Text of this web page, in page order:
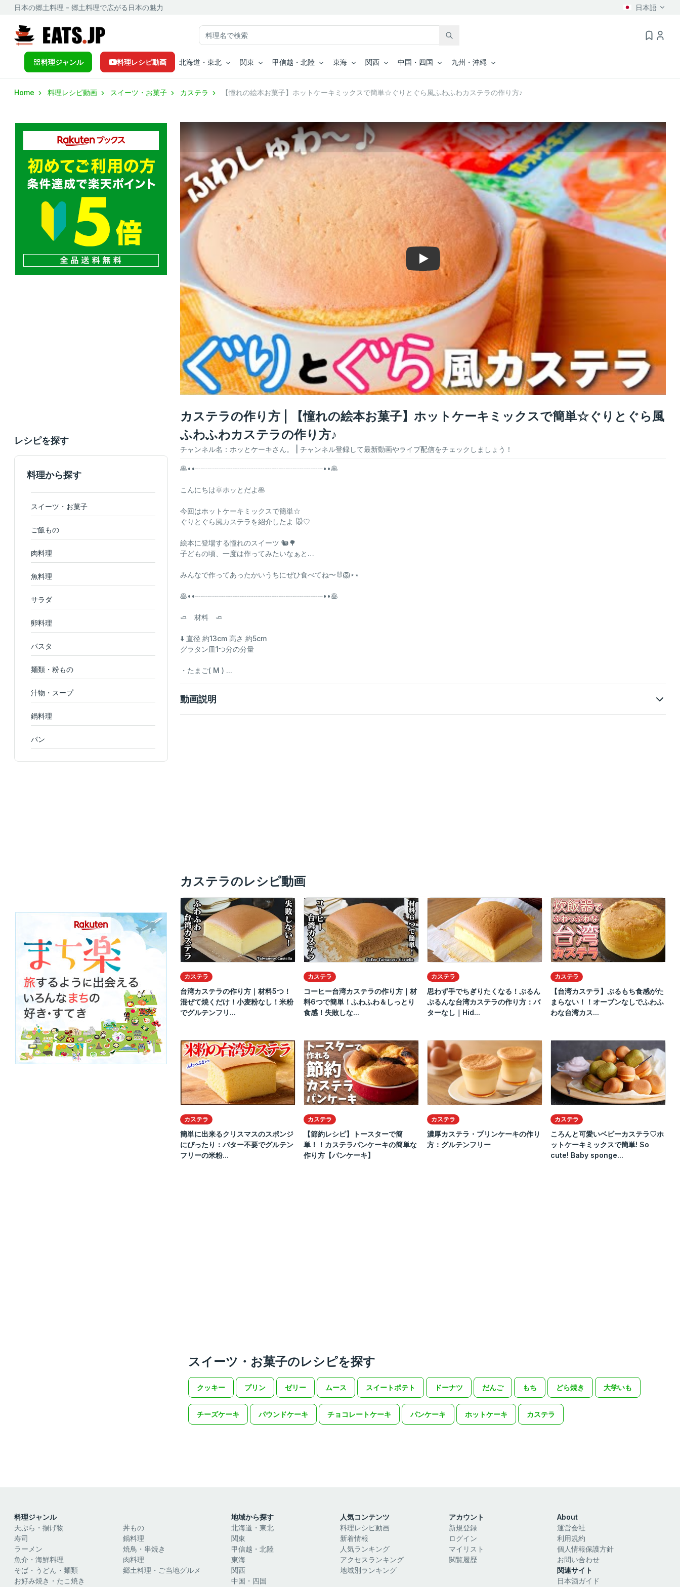
日本の郷土料理 - 郷土料理で広がる日本の魅力 日本語
料理ジャンル 料理レシピ動画 北海道・東北 関東 甲信越・北陸 東海 関西 中国・四国 九州・沖縄
Home 料理レシピ動画 スイーツ・お菓子 カステラ 【憧れの絵本お菓子】ホットケーキミックスで簡単☆ぐりとぐら風ふわふわカステラの作り方♪
レシピを探す
料理から探す
スイーツ・お菓子
ご飯もの
肉料理
魚料理
サラダ
卵料理
パスタ
麺類・粉もの
汁物・スープ
鍋料理
パン
Play
カステラの作り方 | 【憧れの絵本お菓子】ホットケーキミックスで簡単☆ぐりとぐら風
ふわふわカステラの作り方♪
チャンネル名： ホッとケーキさん。 | チャンネル登録して最新動画やライブ配信をチェックしましょう！
🥞••┈┈┈┈┈┈┈┈┈┈┈┈┈┈┈┈┈┈••🥞
こんにちは🌞ホッとだよ🥞
今回はホットケーキミックスで簡単☆
ぐりとぐら風カステラを紹介したよ 🐭♡
絵本に登場する憧れのスイーツ 🐿️🌳
子どもの頃、一度は作ってみたいなぁと…
みんなで作ってあったかいうちにぜひ食べてね〜🐰🦁⋆⋆
🥞••┈┈┈┈┈┈┈┈┈┈┈┈┈┈┈┈┈┈••🥞
🧈 材料 🧈
⬇️ 直径 約13cm 高さ 約5cm
グラタン皿1つ分の分量
・たまご( M ) ...
動画説明
カステラのレシピ動画
カステラ
台湾カステラの作り方｜材料5つ！
混ぜて焼くだけ！小麦粉なし！米粉
でグルテンフリ...
カステラ
コーヒー台湾カステラの作り方｜材
料6つで簡単！ふわふわ＆しっとり
食感！失敗しな...
カステラ
思わず手でちぎりたくなる！ぷるん
ぷるんな台湾カステラの作り方：バ
ターなし｜Hid...
カステラ
【台湾カステラ】ぷるもち食感がた
まらない！！オーブンなしでふわふ
わな台湾カス...
カステラ
簡単に出来るクリスマスのスポンジ
にぴったり：バター不要でグルテン
フリーの米粉...
カステラ
【節約レシピ】トースターで簡
単！！カステラパンケーキの簡単な
作り方【パンケーキ】
カステラ
濃厚カステラ・プリンケーキの作り
方：グルテンフリー
カステラ
ころんと可愛いベビーカステラ♡ホ
ットケーキミックスで簡単! So
cute! Baby sponge...
スイーツ・お菓子のレシピを探す
クッキー プリン ゼリー ムース スイートポテト ドーナツ だんご もち どら焼き 大学いも
チーズケーキ パウンドケーキ チョコレートケーキ パンケーキ ホットケーキ カステラ
料理ジャンル
天ぷら・揚げ物
寿司
ラーメン
魚介・海鮮料理
そば・うどん・麺類
お好み焼き・たこ焼き
丼もの
鍋料理
焼鳥・串焼き
肉料理
郷土料理・ご当地グルメ
地域から探す
北海道・東北
関東
甲信越・北陸
東海
関西
中国・四国
人気コンテンツ
料理レシピ動画
新着情報
人気ランキング
アクセスランキング
地域別ランキング
アカウント
新規登録
ログイン
マイリスト
閲覧履歴
About
運営会社
利用規約
個人情報保護方針
お問い合わせ
関連サイト
日本酒ガイド